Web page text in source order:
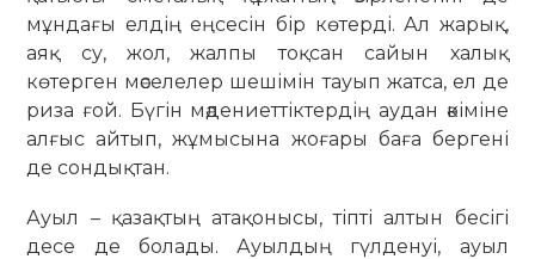
мұндағы елдің еңсесін бір көтерді. Ал жарық,
аяқ су, жол, жалпы тоқсан сайын халық
көтерген мәселелер шешімін тауып жатса, ел де
риза ғой. Бүгін мәдениеттіктердің аудан әкіміне
алғыс айтып, жұмысына жоғары баға бергені
де сондықтан.
Ауыл – қазақтың атақонысы, тіпті алтын бесігі
десе де болады. Ауылдың гүлденуі, ауыл